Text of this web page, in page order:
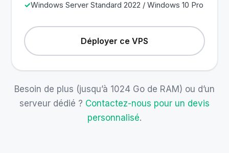
Windows Server Standard 2022 / Windows 10 Pro
Déployer ce VPS
Besoin de plus (jusqu’à 1024 Go de RAM) ou d’un
serveur dédié ? Contactez-nous pour un devis
personnalisé.